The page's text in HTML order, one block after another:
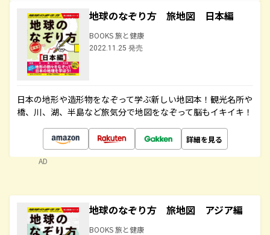
地球のなぞり方 旅地図 日本編
BOOKS 旅と健康
2022.11.25 発売
日本の地形や造形物をなぞって学ぶ新しい地図本！観光名所や
橋、川、湖、半島など旅気分で地図をなぞって脳もイキイキ！
詳細を見る
AD
地球のなぞり方 旅地図 アジア編
BOOKS 旅と健康